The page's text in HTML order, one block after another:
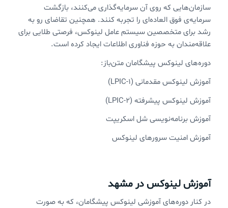
سازمان‌هایی که روی آن سرمایه‌گذاری می‌کنند، بازگشت
سرمایه‌ی فوق العاده‌ای را تجربه کنند. همچنین تقاضای رو به
رشد برای متخصصین سیستم عامل لینوکس، فرصتی طلایی برای
علاقه‌مندان به حوزه فناوری اطلاعات ایجاد کرده است.
دوره‌های لینوکس پیشگامان متن‌باز:
آموزش لینوکس مقدمانی (LPIC-1)
آموزش لینوکس پیشرفته (LPIC-2)
آموزش برنامه‌نویسی شل اسکریپت
آموزش امنیت سرورهای لینوکس
آموزش لینوکس در مشهد
در کنار دوره‌های آموزشی لینوکس پیشگامان، که به صورت